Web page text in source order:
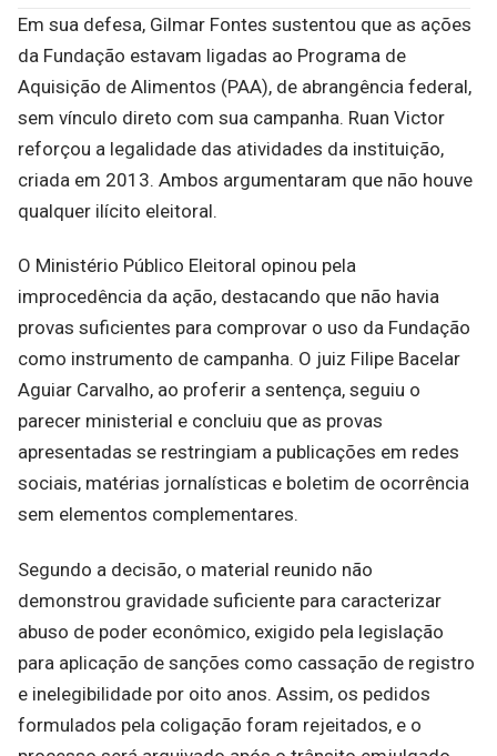
Em sua defesa, Gilmar Fontes sustentou que as ações
da Fundação estavam ligadas ao Programa de
Aquisição de Alimentos (PAA), de abrangência federal,
sem vínculo direto com sua campanha. Ruan Victor
reforçou a legalidade das atividades da instituição,
criada em 2013. Ambos argumentaram que não houve
qualquer ilícito eleitoral.
O Ministério Público Eleitoral opinou pela
improcedência da ação, destacando que não havia
provas suficientes para comprovar o uso da Fundação
como instrumento de campanha. O juiz Filipe Bacelar
Aguiar Carvalho, ao proferir a sentença, seguiu o
parecer ministerial e concluiu que as provas
apresentadas se restringiam a publicações em redes
sociais, matérias jornalísticas e boletim de ocorrência
sem elementos complementares.
Segundo a decisão, o material reunido não
demonstrou gravidade suficiente para caracterizar
abuso de poder econômico, exigido pela legislação
para aplicação de sanções como cassação de registro
e inelegibilidade por oito anos. Assim, os pedidos
formulados pela coligação foram rejeitados, e o